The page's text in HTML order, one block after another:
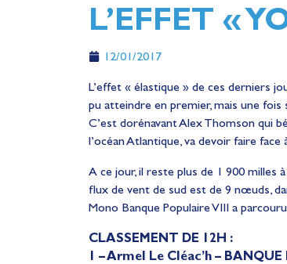
L’EFFET «
12/01/2017
L’effet « élastique » de ces derniers
pu atteindre en premier, mais une
C’est dorénavant Alex Thomson qui
l’océan Atlantique, va devoir faire
A ce jour, il reste plus de 1 900 milles
flux de vent de sud est de 9 nœuds,
Mono Banque Populaire VIII a
CLASSEMENT DE 12H :
1 – Armel Le Cléac’h –